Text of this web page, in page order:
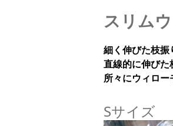
スリム
細く伸びた枝振
直線的に伸びた
所々にウィロー
Sサイズ